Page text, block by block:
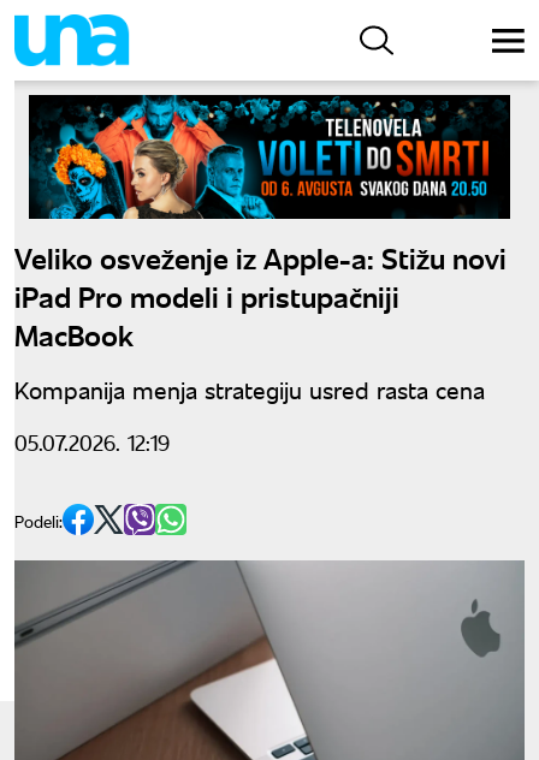
Veliko osveženje iz Apple-a: Stižu novi
iPad Pro modeli i pristupačniji
MacBook
Kompanija menja strategiju usred rasta cena
05.07.2026. 12:19
Podeli: